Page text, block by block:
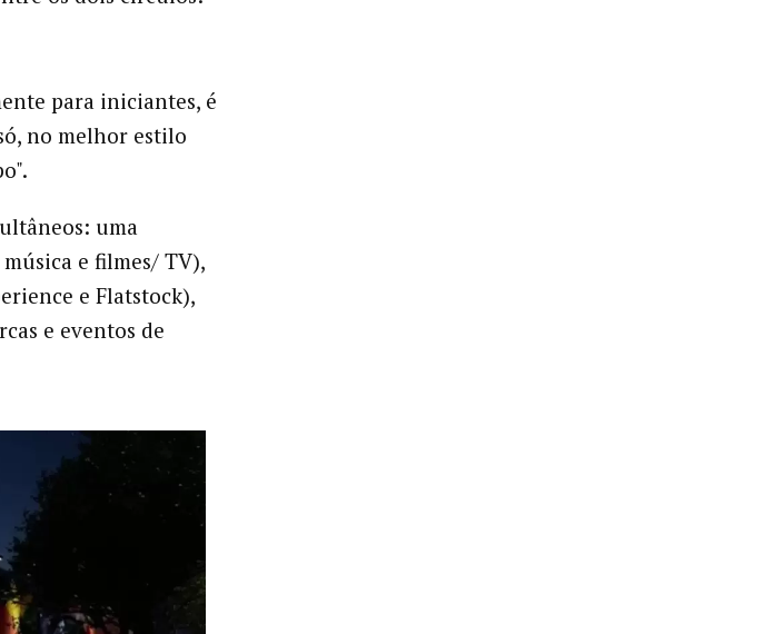
para iniciantes, é
no melhor estilo
uma
e filmes/ TV),
e Flatstock),
e eventos de